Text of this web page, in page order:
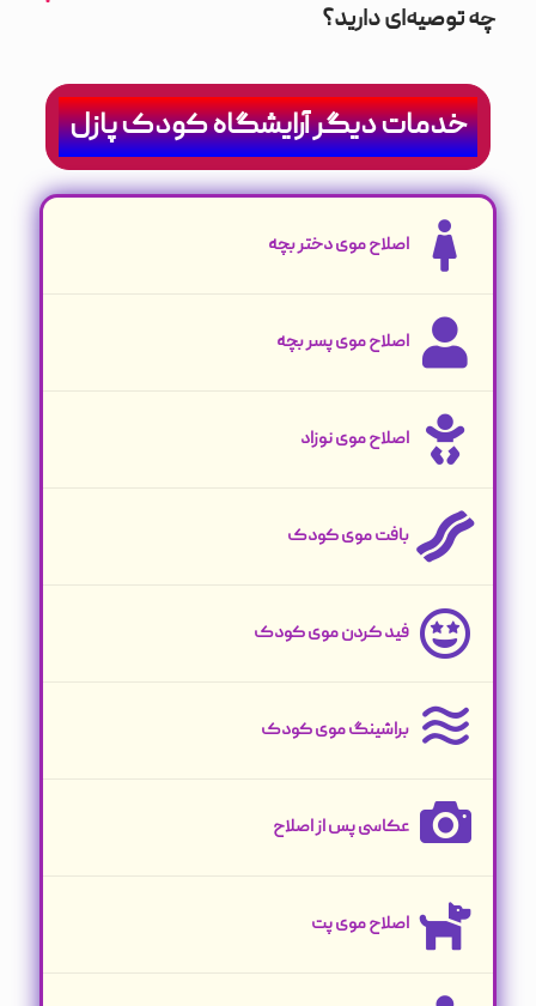
چه توصیه‌ای دارید؟
خدمات دیگر آرایشگاه کودک پازل
اصلاح موی دختر بچه
اصلاح موی پسر بچه
اصلاح موی نوزاد
بافت موی کودک
فید کردن موی کودک
براشینگ موی کودک
عکاسی پس از اصلاح
اصلاح موی پت